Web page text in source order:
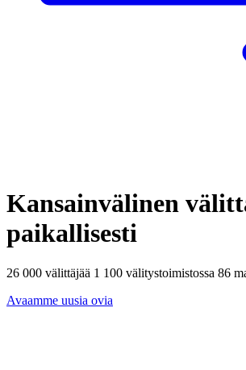
Kansainvälinen
paikallisesti
26 000 välittäjää 1 100 välitystoimistossa 86
Avaamme uusia ovia